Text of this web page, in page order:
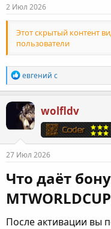
2 Июл 2026
Этот скрытый контент
пользователи
Р
е
а
к
ц
и
и
:
евгений с
wolfldv
27 Июл 2026
Что даёт
После активации вы